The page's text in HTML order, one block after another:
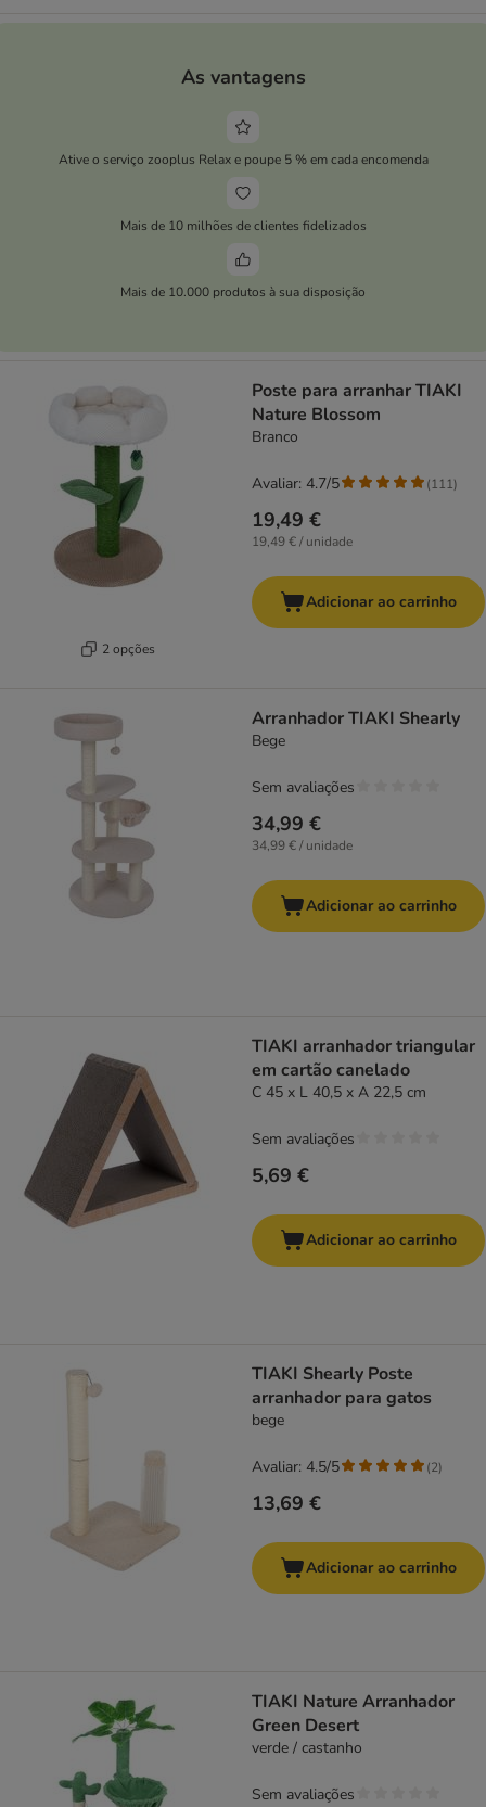
As vantagens
Ative o serviço zooplus Relax e poupe 5 % em cada encomenda
Mais de 10 milhões de clientes fidelizados
Mais de 10.000 produtos à sua disposição
2 opções
Poste para arranhar TIAKI
Nature Blossom
Branco
19,49 €
19,49 € / unidade
Avaliar: 4.7/5 (111)
Adicionar ao carrinho
Arranhador TIAKI Shearly
Bege
34,99 €
34,99 € / unidade
Sem avaliações
Adicionar ao carrinho
TIAKI arranhador triangular
em cartão canelado
C 45 x L 40,5 x A 22,5 cm
5,69 €
Sem avaliações
Adicionar ao carrinho
TIAKI Shearly Poste
arranhador para gatos
bege
13,69 €
Avaliar: 4.5/5 (2)
Adicionar ao carrinho
TIAKI Nature Arranhador
Green Desert
verde / castanho
Sem avaliações